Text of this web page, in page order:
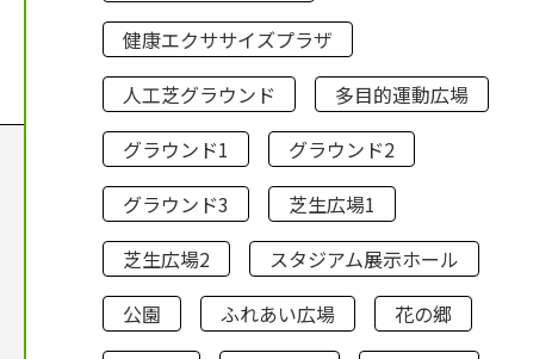
健康エクササイズプラザ
人工芝グラウンド
多目的運動広場
グラウンド1
グラウンド2
グラウンド3
芝生広場1
芝生広場2
スタジアム展示ホール
公園
ふれあい広場
花の郷